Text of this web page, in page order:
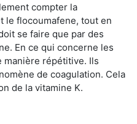
compter la
le flocoumafene, tout en
se faire que par des
En ce qui concerne les
manière répétitive. Ils
de coagulation. Cela
de la vitamine K.